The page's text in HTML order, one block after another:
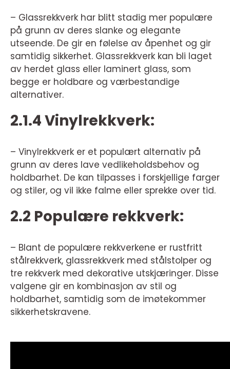
– Glassrekkverk har blitt stadig mer populære
på grunn av deres slanke og elegante
utseende. De gir en følelse av åpenhet og gir
samtidig sikkerhet. Glassrekkverk kan bli laget
av herdet glass eller laminert glass, som
begge er holdbare og værbestandige
alternativer.
2.1.4 Vinylrekkverk:
– Vinylrekkverk er et populært alternativ på
grunn av deres lave vedlikeholdsbehov og
holdbarhet. De kan tilpasses i forskjellige farger
og stiler, og vil ikke falme eller sprekke over tid.
2.2 Populære rekkverk:
– Blant de populære rekkverkene er rustfritt
stålrekkverk, glassrekkverk med stålstolper og
tre rekkverk med dekorative utskjæringer. Disse
valgene gir en kombinasjon av stil og
holdbarhet, samtidig som de imøtekommer
sikkerhetskravene.